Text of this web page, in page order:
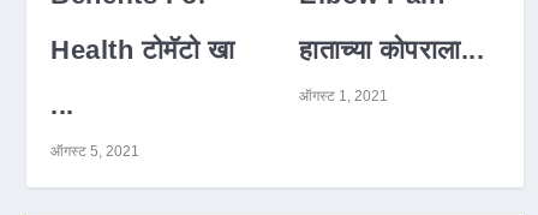
Health टोमॅटो खा
...
ऑगस्ट 5, 2021
हाताच्या कोपराला...
ऑगस्ट 1, 2021